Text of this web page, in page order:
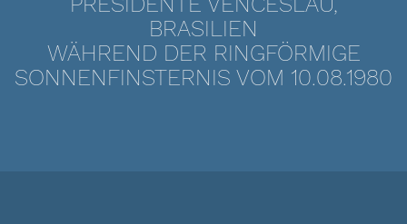
BRASILIEN
WÄHREND DER RINGFÖRMIGE
SONNENFINSTERNIS VOM 10.08.1980